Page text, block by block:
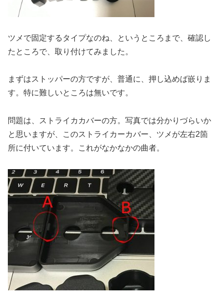
ツメで固定するタイプなのね、というところまで、確認し
たところで、取り付けてみました。
まずはストッパーの方ですが、普通に、押し込めば嵌りま
す。特に難しいところは無いです。
問題は、ストライカカバーの方。写真では分かりづらいか
と思いますが、このストライカーカバー、ツメが左右2箇
所に付いています。これがなかなかの曲者。